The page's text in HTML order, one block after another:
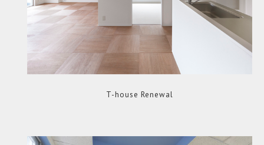
T-house Renewal